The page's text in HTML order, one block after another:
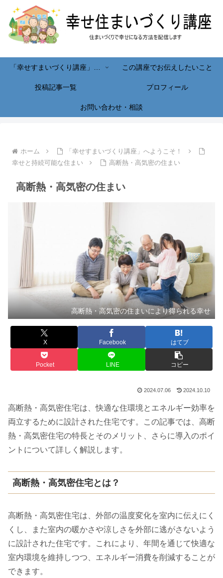
この講座でお伝えしたいこと
投稿記事一覧 プロフィール
お問い合わせ・相談
ホーム
「幸せすまいづくり講座」へようこそ！
幸せと持続可能な住まい
高断熱・高気密の住まい
高断熱・高気密の住まい
高断熱・高気密の住まいにより得られる幸せ
X Facebook はてブ
Pocket LINE コピー
2024.07.06 2024.10.10
高断熱・高気密住宅は、快適な住環境とエネルギー効率を
両立するために設計された住宅です。この記事では、高断
熱・高気密住宅の特長とそのメリット、さらに導入のポイ
ントについて詳しく解説します。
高断熱・高気密住宅とは？
高断熱・高気密住宅は、外部の温度変化を室内に伝えにく
くし、また室内の暖かさや涼しさを外部に逃がさないよう
に設計された住宅です。これにより、年間を通じて快適な
室内環境を維持しつつ、エネルギー消費を削減することが
できます。